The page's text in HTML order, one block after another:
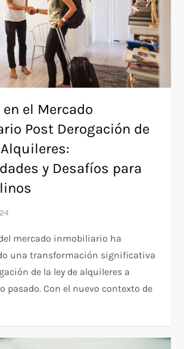
el Mercado
Post Derogación de
y Desafíos para
mercado inmobiliario ha
una transformación significativa
de la ley de alquileres a
pasado. Con el nuevo contexto de